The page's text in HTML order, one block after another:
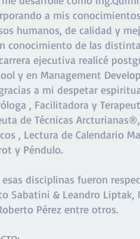
a mis
humanos, de calidad y
conocimiento de las
ejecutiva realicé
y en Management
a mi despetar
, Facilitadora y
de Técnicas
, Lectura de Calendario
y Péndulo.
disciplinas fueron
Sabatini & Leandro Liptak,
Pérez entre otros.